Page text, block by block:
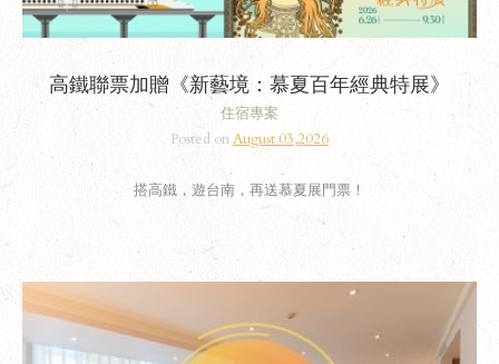
高鐵聯票加贈《新藝境：慕夏百年經典特展》
住宿專案
Posted on August 03,2026
搭高鐵，遊台南，再送慕夏展門票！